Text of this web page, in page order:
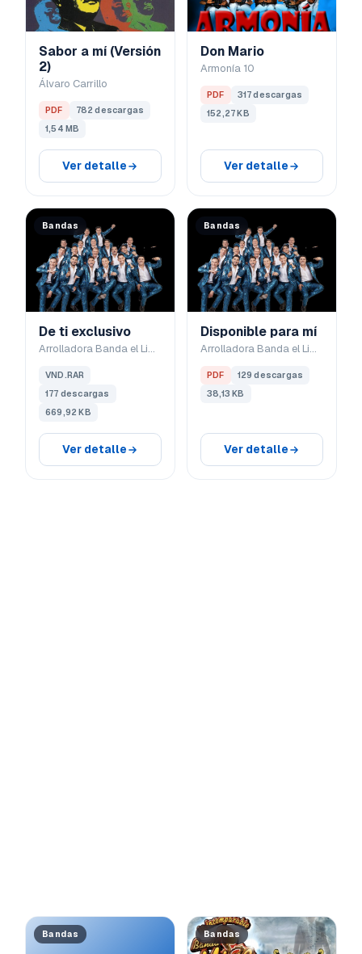
Sabor a mí (Versión
2)
Álvaro Carrillo
PDF
782 descargas
1,54 MB
Ver detalle
Don Mario
Armonía 10
PDF
317 descargas
152,27 KB
Ver detalle
Bandas
De ti exclusivo
Arrolladora Banda el Limón
VND.RAR
177 descargas
669,92 KB
Ver detalle
Bandas
Disponible para mí
Arrolladora Banda el Limón
PDF
129 descargas
38,13 KB
Ver detalle
Bandas Bandas